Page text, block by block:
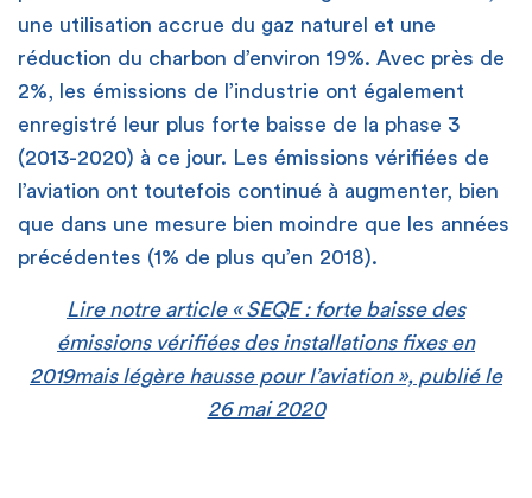
une utilisation accrue du gaz naturel et une
réduction du charbon d’environ 19%. Avec près de
2%, les émissions de l’industrie ont également
enregistré leur plus forte baisse de la phase 3
(2013-2020) à ce jour. Les émissions vérifiées de
l’aviation ont toutefois continué à augmenter, bien
que dans une mesure bien moindre que les années
précédentes (1% de plus qu’en 2018).
Lire notre article « SEQE : forte baisse des
émissions vérifiées des installations fixes en
2019mais légère hausse pour l’aviation », publié le
26 mai 2020